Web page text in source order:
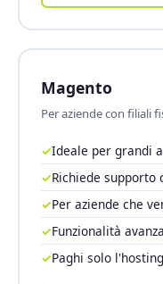
Magento
Per aziende con filiali
✓Ideale per grandi
✓Richiede supporto
✓Per aziende che
✓Funzionalità
✓Paghi solo